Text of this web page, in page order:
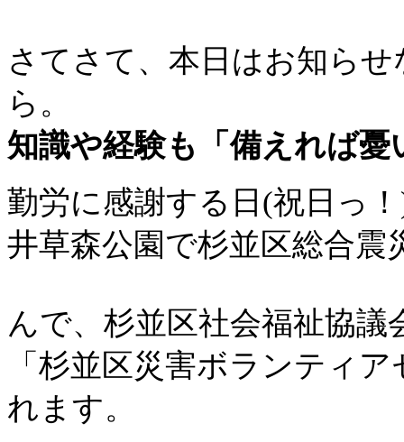
さてさて、本日はお知ら
ら。
知識や経験も「備えれば憂
勤労に感謝する日(祝日っ
井草森公園で杉並区総合震
んで、杉並区社会福祉協議
「杉並区災害ボランティ
れます。